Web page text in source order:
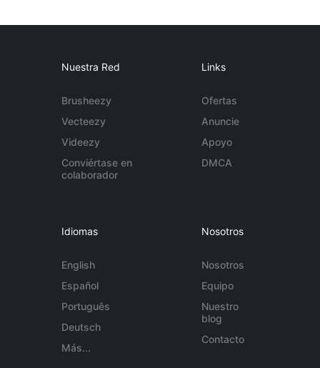
Nuestra Red
Brusheezy
Vecteezy
Videezy
Conviértase en
colaborador
Links
Ofertas
Anuncie
Apoyo
DMCA
Idiomas
English
Español
Português
Deutsch
Más...
Nosotros
Nosotros
Equipo
Nuestro
blog
Contacto